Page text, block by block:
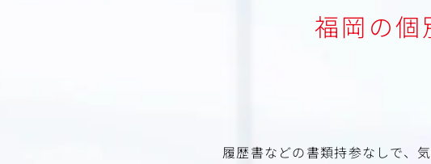
職務経歴
福岡の個
履歴書などの書類持参なしで、